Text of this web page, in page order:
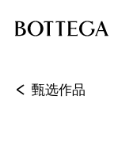
< 甄选作品